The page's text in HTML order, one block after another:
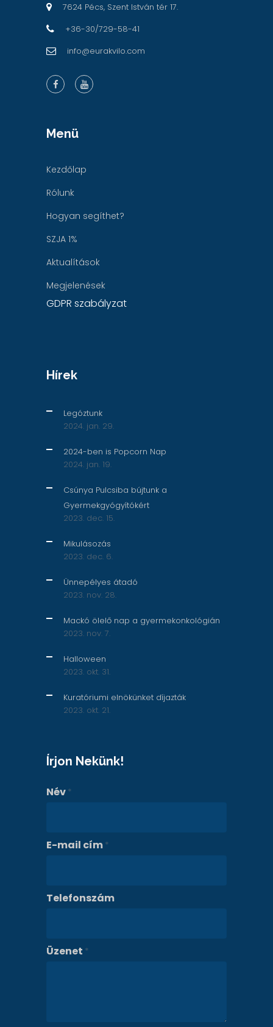
7624 Pécs, Szent István tér 17.
+36-30/729-58-41
info@eurakvilo.com
Menü
Kezdőlap
Rólunk
Hogyan segíthet?
SZJA 1%
Aktualítások
Megjelenések
GDPR szabályzat
Hírek
Legóztunk
2024. jan. 29.
2024-ben is Popcorn Nap
2024. jan. 19.
Csúnya Pulcsiba bújtunk a
Gyermekgyógyítókért
2023. dec. 15.
Mikulásozás
2023. dec. 6.
Ünnepélyes átadó
2023. nov. 28.
Mackó ölelő nap a gyermekonkológián
2023. nov. 7.
Halloween
2023. okt. 31.
Kuratóriumi elnökünket díjazták
2023. okt. 21.
Írjon Nekünk!
Név *
E-mail cím *
Telefonszám
Üzenet *